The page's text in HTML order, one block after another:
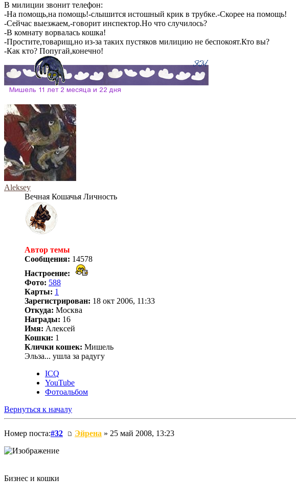
В милиции звонит телефон:
-На помощь,на помощь!-слышится истошный крик в трубке.-Скорее на помощь!
-Сейчас выезжаем,-говорит инспектор.Но что случилось?
-В комнату ворвалась кошка!
-Простите,товарищ,но из-за таких пустяков милицию не беспокоят.Кто вы?
-Как кто? Попугай,конечно!
Aleksey
Вечная Кошачья Личность
Автор темы
Сообщения: 14578
Настроение:
Фото: 588
Карты: 1
Зарегистрирован: 18 окт 2006, 11:33
Откуда: Москва
Награды: 16
Имя: Алексей
Кошки: 1
Клички кошек: Мишель
Эльза... ушла за радугу
ICQ
YouTube
Фотоальбом
Вернуться к началу
Номер поста:#32 Эйрена » 25 май 2008, 13:23
Бизнес и кошки